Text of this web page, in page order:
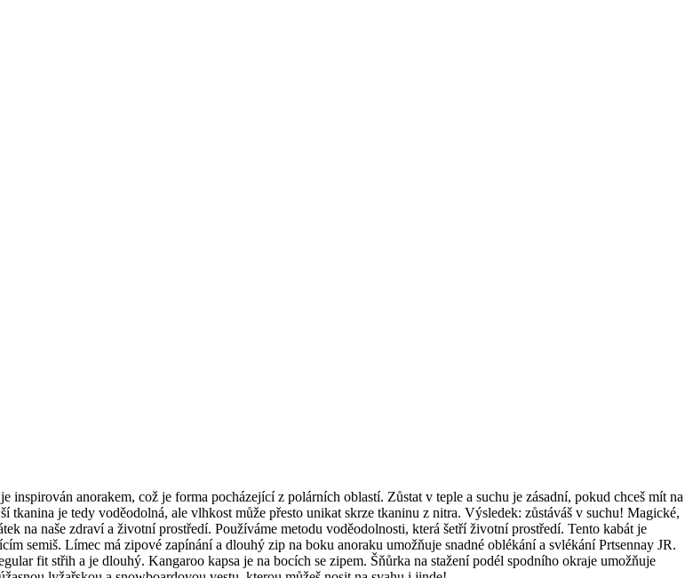
anorakem, což je forma pocházející z polárních oblastí. Zůstat v teple a suchu je zásadní, pokud chceš mít na
je tedy voděodolná, ale vlhkost může přesto unikat skrze tkaninu z nitra. Výsledek: zůstáváš v suchu! Magické,
na naše zdraví a životní prostředí. Používáme metodu voděodolnosti, která šetří životní prostředí. Tento kabát je
semiš. Límec má zipové zapínání a dlouhý zip na boku anoraku umožňuje snadné oblékání a svlékání Prtsennay JR.
fit střih a je dlouhý. Kangaroo kapsa je na bocích se zipem. Šňůrka na stažení podél spodního okraje umožňuje